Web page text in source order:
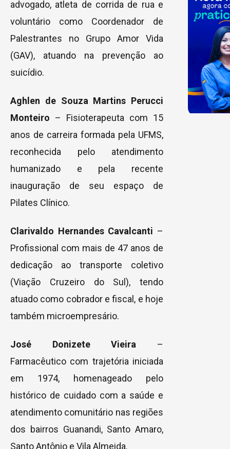
advogado, atleta de corrida de rua e
voluntário como Coordenador de
Palestrantes no Grupo Amor Vida
(GAV), atuando na prevenção ao
suicídio.
Aghlen de Souza Martins Perucci
Monteiro – Fisioterapeuta com 15
anos de carreira formada pela UFMS,
reconhecida pelo atendimento
humanizado e pela recente
inauguração de seu espaço de
Pilates Clínico.
Clarivaldo Hernandes Cavalcanti –
Profissional com mais de 47 anos de
dedicação ao transporte coletivo
(Viação Cruzeiro do Sul), tendo
atuado como cobrador e fiscal, e hoje
também microempresário.
José Donizete Vieira –
Farmacêutico com trajetória iniciada
em 1974, homenageado pelo
histórico de cuidado com a saúde e
atendimento comunitário nas regiões
dos bairros Guanandi, Santo Amaro,
Santo Antônio e Vila Almeida.